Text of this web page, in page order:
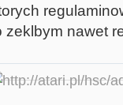
zeklbym nawet